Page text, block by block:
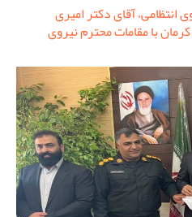
آقای دکتر امیری
با مقامات محترم نیروی